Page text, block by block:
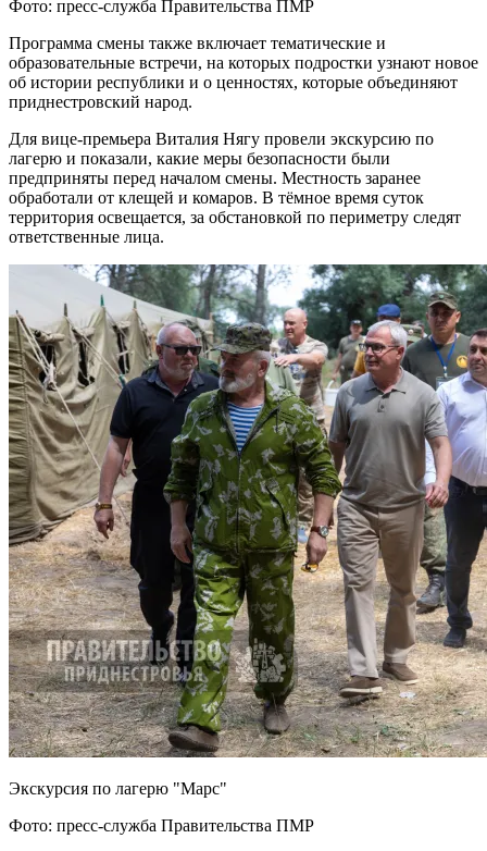
Фото: пресс-служба Правительства ПМР
Программа смены также включает тематические и
образовательные встречи, на которых подростки узнают новое
об истории республики и о ценностях, которые объединяют
приднестровский народ.
Для вице-премьера Виталия Нягу провели экскурсию по
лагерю и показали, какие меры безопасности были
предприняты перед началом смены. Местность заранее
обработали от клещей и комаров. В тёмное время суток
территория освещается, за обстановкой по периметру следят
ответственные лица.
Экскурсия по лагерю "Марс"
Фото: пресс-служба Правительства ПМР